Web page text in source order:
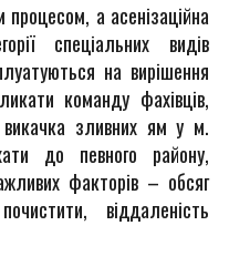
а асенізаційна
спеціальних видів
на вирішення
команду фахівців,
зливних ям у м.
до певного району,
факторів – обсяг
віддаленість